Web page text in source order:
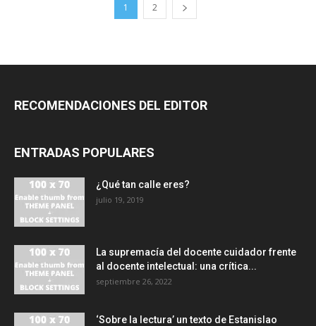
1 2
RECOMENDACIONES DEL EDITOR
ENTRADAS POPULARES
¿Qué tan calle eres?
julio 19, 2019
La supremacía del docente cuidador frente
al docente intelectual: una crítica...
septiembre 26, 2022
‘Sobre la lectura’ un texto de Estanislao